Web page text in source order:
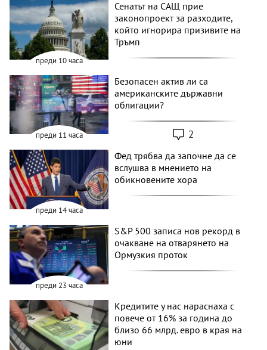
преди 10 часа
Сенатът на САЩ прие
законопроект за разходите,
който игнорира призивите на
Тръмп
преди 11 часа
Безопасен актив ли са
американските държавни
облигации?
2
преди 14 часа
Фед трябва да започне да се
вслушва в мнението на
обикновените хора
преди 23 часа
S&P 500 записа нов рекорд в
очакване на отварянето на
Ормузкия проток
Кредитите у нас нараснаха с
повече от 16% за година до
близо 66 млрд. евро в края на
юни